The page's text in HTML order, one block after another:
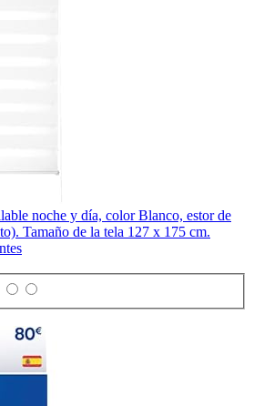
noche y día, color Blanco, estor de
Tamaño de la tela 127 x 175 cm.